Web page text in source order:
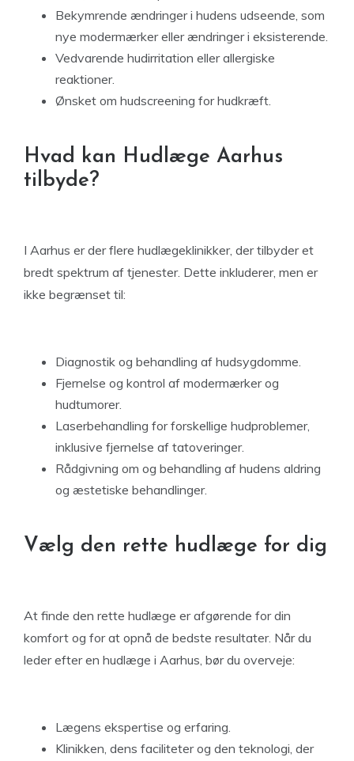
Bekymrende ændringer i hudens udseende, som
nye modermærker eller ændringer i eksisterende.
Vedvarende hudirritation eller allergiske
reaktioner.
Ønsket om hudscreening for hudkræft.
Hvad kan Hudlæge Aarhus
tilbyde?
I Aarhus er der flere hudlægeklinikker, der tilbyder et
bredt spektrum af tjenester. Dette inkluderer, men er
ikke begrænset til:
Diagnostik og behandling af hudsygdomme.
Fjernelse og kontrol af modermærker og
hudtumorer.
Laserbehandling for forskellige hudproblemer,
inklusive fjernelse af tatoveringer.
Rådgivning om og behandling af hudens aldring
og æstetiske behandlinger.
Vælg den rette hudlæge for dig
At finde den rette hudlæge er afgørende for din
komfort og for at opnå de bedste resultater. Når du
leder efter en hudlæge i Aarhus, bør du overveje:
Lægens ekspertise og erfaring.
Klinikken, dens faciliteter og den teknologi, der